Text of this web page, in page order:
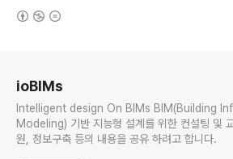
ioBIMs
Intelligent design On BIMs BIM(Building Information
Modeling) 기반 지능형 설계를 위한 컨설팅 및 교육, 기술지
원, 정보구축 등의 내용을 공유 하려고 합니다.